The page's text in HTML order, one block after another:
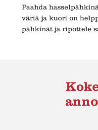
Paahda
väriä ja kuori on
pähkinät ja ripottele